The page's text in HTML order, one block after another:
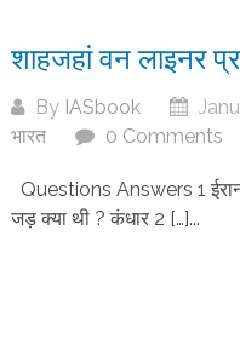
शाहजहां वन लाइनर
By IASbook
भारत
0 Comments
Questions Answers 1
जड़ क्या थी ? कंधार 2 […]...